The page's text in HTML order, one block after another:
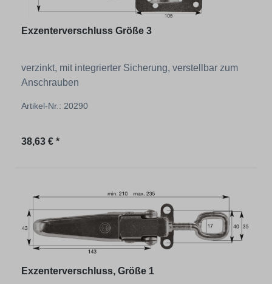
Exzenterverschluss Größe 3
verzinkt, mit integrierter Sicherung, verstellbar zum
Anschrauben
Artikel-Nr.: 20290
Regulärer Preis:
38,63 € *
Exzenterverschluss, Größe 1